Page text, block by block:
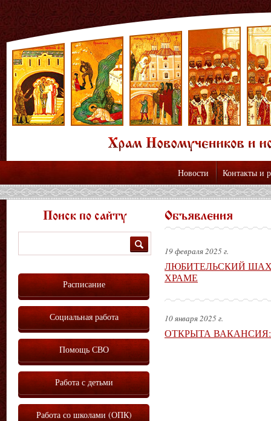
Новости Контакты и
Объявления
19 февраля 2025 г.
ЛЮБИТЕЛЬСКИЙ
ХРАМЕ
10 января 2025 г.
ОТКРЫТА ВАКАНСИЯ:
Поиск по сайту
Расписание
Социальная работа
Помощь СВО
Работа с детьми
Работа со школами (ОПК)